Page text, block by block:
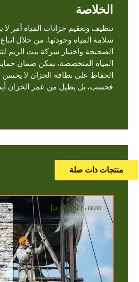
الخلاصة
تنظيف وتعقيم خزانات المياه أمر لا
سلامة المياه وجودتها. من خلال
الصحيحة واختيار شركة بيت الريم
المياه المتخصصة، يمكن ضمان
الحفاظ على نظافة الخزان لا يحسن
فحسب، بل يطيل من عمر الخزان
منتجات ذات صلة
60,00 د.إ 40,00 د.إ